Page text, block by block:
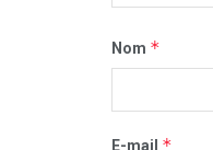
Nom *
E-mail *